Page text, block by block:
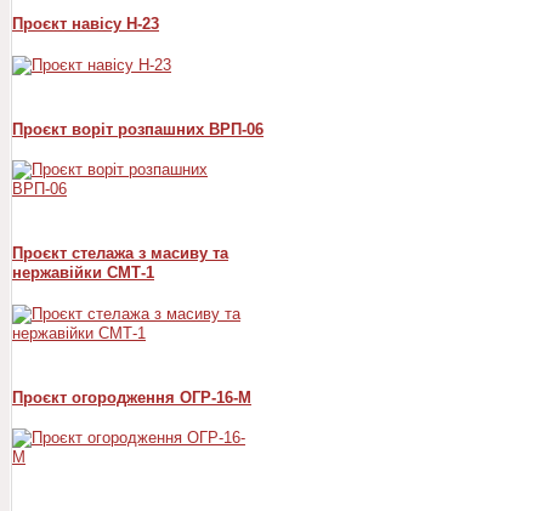
Проєкт навісу Н-23
Проєкт воріт розпашних ВРП-06
Проєкт стелажа з масиву та
нержавійки СМТ-1
Проєкт огородження ОГР-16-М